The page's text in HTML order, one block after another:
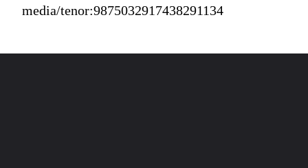
media/tenor:9875032917438291134